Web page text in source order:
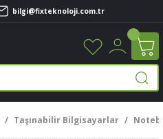
bilgi@fixteknoloji.com.tr
Taşınabilir Bilgisayarlar